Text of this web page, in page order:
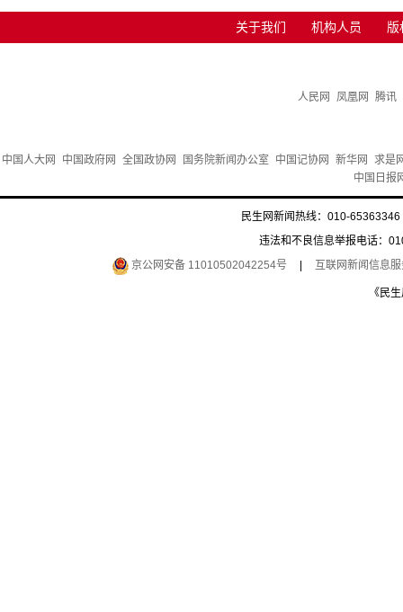
关于我们 机构人员 版
人民网 凤凰网 腾讯
中国人大网 中国政府网 全国政协网 国务院新闻办公室 中国记协网 新华网
求是
中国日报
民生网新闻热线：010-
违法和不良信息举报电话：
京公网安备 11010502042254号
互联网新闻信息
《民